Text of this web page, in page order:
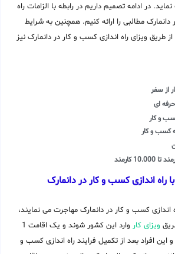
در ادامه تصمیم داریم در رابطه با الزامات راه
مطالبی را ارائه کنیم. همچنین به شرایط
طریق ویزای راه اندازی کسب و کار در دانمارک نیز
از سفر
ای
و کار
کسب و کار
راه اندازی کسب و کار در دانمارک
اندازی کسب و کار در دانمارک مهاجرت می نمایند،
ویزای کار
وارد این کشور شوند و یک اقامت 1
این افراد بعد از تکمیل فرایند راه اندازی کسب و